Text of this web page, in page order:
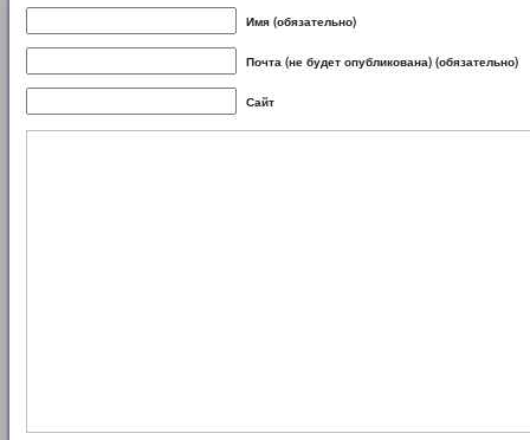
Имя (обязательно)
Почта (не будет опубликована) (обязательно)
Сайт